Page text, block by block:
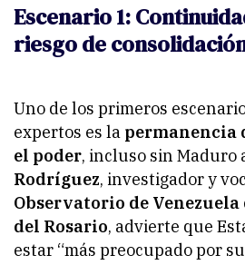
Escenario 1:
riesgo de
Uno de los primeros
expertos es la permanencia
el poder, incluso sin Maduro
Rodríguez, investigador y
Observatorio de
del Rosario, advierte que
estar “más preocupado por